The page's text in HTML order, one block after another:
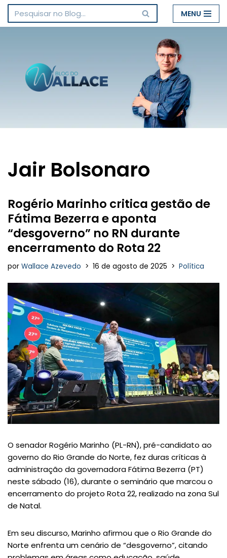
Pular
conteúdo
MENU
Jair Bolsonaro
Rogério Marinho critica gestão de
Fátima Bezerra e aponta
“desgoverno” no RN durante
encerramento do Rota 22
por Wallace Azevedo 16 de agosto de 2025 Política
O senador Rogério Marinho (PL-RN), pré-candidato ao
governo do Rio Grande do Norte, fez duras críticas à
administração da governadora Fátima Bezerra (PT)
neste sábado (16), durante o seminário que marcou o
encerramento do projeto Rota 22, realizado na zona Sul
de Natal.
Em seu discurso, Marinho afirmou que o Rio Grande do
Norte enfrenta um cenário de “desgoverno”, citando